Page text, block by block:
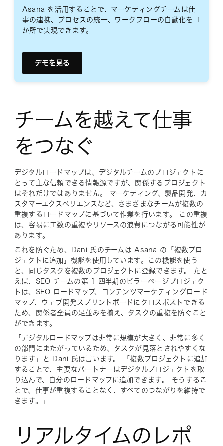
Asana を活用することで、マーケティングチームは仕
事の連携、プロセスの統一、ワークフローの自動化を 1
か所で実現できます。
デモを見る
チームを越えて仕事
をつなぐ
デジタルロードマップは、デジタルチームのプロジェクトに
とって主な信頼できる情報源ですが、関係するプロジェクト
はそれだけではありません。 マーケティング、製品開発、カ
スタマーエクスペリエンスなど、さまざまなチームが複数の
重複するロードマップに基づいて作業を行います。 この重複
は、容易に工数の重複やリソースの浪費につながる可能性が
あります。
これを防ぐため、Dani 氏のチームは Asana の「複数プロ
ジェクトに追加」機能を使用しています。この機能を使う
と、同じタスクを複数のプロジェクトに登録できます。 たと
えば、SEO チームの第 1 四半期のピラーページプロジェク
トは、SEO ロードマップ、コンテンツマーケティングロード
マップ、ウェブ開発スプリントボードにクロスポストできる
ため、関係者全員の足並みを揃え、タスクの重複を防ぐこと
ができます。
「デジタルロードマップは非常に規模が大きく、非常に多く
の部門にまたがっているため、タスクが見落とされやすくな
ります」と Dani 氏は言います。 「複数プロジェクトに追加
することで、主要なパートナーはデジタルプロジェクトを取
り込んで、自分のロードマップに追加できます。 そうするこ
とで、仕事が重複することなく、すべてのつながりを維持で
きます。」
リアルタイムのレポ